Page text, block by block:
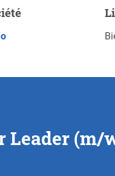
Up Display,
Leader